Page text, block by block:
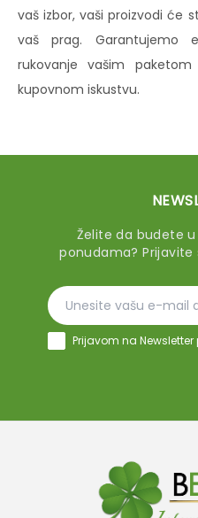
vaš izbor, vaši proizvodi će
vaš prag. Garantujemo
rukovanje vašim
kupovnom iskustvu.
Želite da budete
ponudama?
Prijavom na